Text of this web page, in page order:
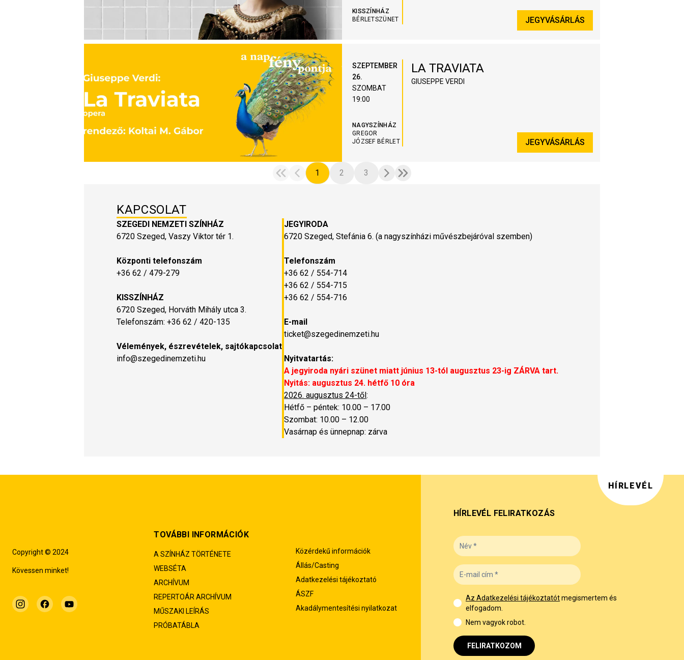
KISSZÍNHÁZ
BÉRLETSZÜNET
JEGYVÁSÁRLÁS
SZEPTEMBER
26.
SZOMBAT
19:00
NAGYSZÍNHÁZ
GREGOR
JÓZSEF BÉRLET
LA TRAVIATA
GIUSEPPE VERDI
JEGYVÁSÁRLÁS
1 2 3
KAPCSOLAT
SZEGEDI NEMZETI SZÍNHÁZ
6720 Szeged, Vaszy Viktor tér 1.
Központi telefonszám
+36 62 / 479-279
KISSZÍNHÁZ
6720 Szeged, Horváth Mihály utca 3.
Telefonszám: +36 62 / 420-135
Vélemények, észrevételek, sajtókapcsolat
info@szegedinemzeti.hu
JEGYIRODA
6720 Szeged, Stefánia 6. (a nagyszínházi művészbejáróval szemben)
Telefonszám
+36 62 / 554-714
+36 62 / 554-715
+36 62 / 554-716
E-mail
ticket@szegedinemzeti.hu
Nyitvatartás:
A jegyiroda nyári szünet miatt június 13-tól augusztus 23-ig ZÁRVA tart.
Nyitás: augusztus 24. hétfő 10 óra
2026. augusztus 24-től:
Hétfő – péntek: 10.00 – 17.00
Szombat: 10.00 – 12.00
Vasárnap és ünnepnap: zárva
Copyright © 2024
Kövessen minket!
TOVÁBBI INFORMÁCIÓK
A SZÍNHÁZ TÖRTÉNETE
WEBSÉTA
ARCHÍVUM
REPERTOÁR ARCHÍVUM
MŰSZAKI LEÍRÁS
PRÓBATÁBLA
Közérdekű információk
Állás/Casting
Adatkezelési tájékoztató
ÁSZF
Akadálymentesítési nyilatkozat
HÍRLEVÉL
HÍRLEVÉL FELIRATKOZÁS
Az Adatkezelési tájékoztatótmegismertem és
elfogadom.
Nem vagyok robot.
FELIRATKOZOM